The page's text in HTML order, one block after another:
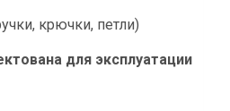
крючки, петли)
для эксплуатации